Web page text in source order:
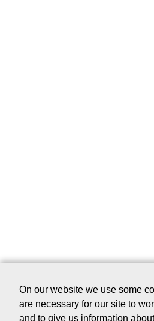
On our website we use some
are necessary for our site to
and to give us information